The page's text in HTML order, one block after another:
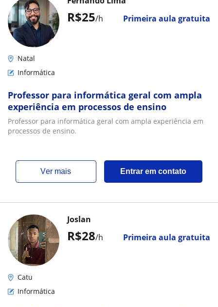
R$25/h Primeira aula gratuita
Natal
Informática
Professor para informática geral com ampla
experiência em processos de ensino
Professor para informática geral com ampla experiência em
processos de ensino.
ver mais Entrar em contato
R$28/h Primeira aula gratuita
Joslan
Catu
Informática